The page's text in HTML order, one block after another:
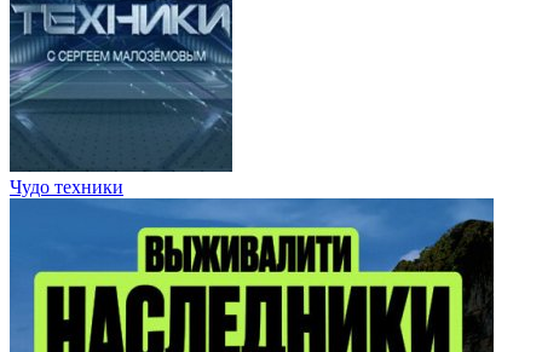
Чудо техники